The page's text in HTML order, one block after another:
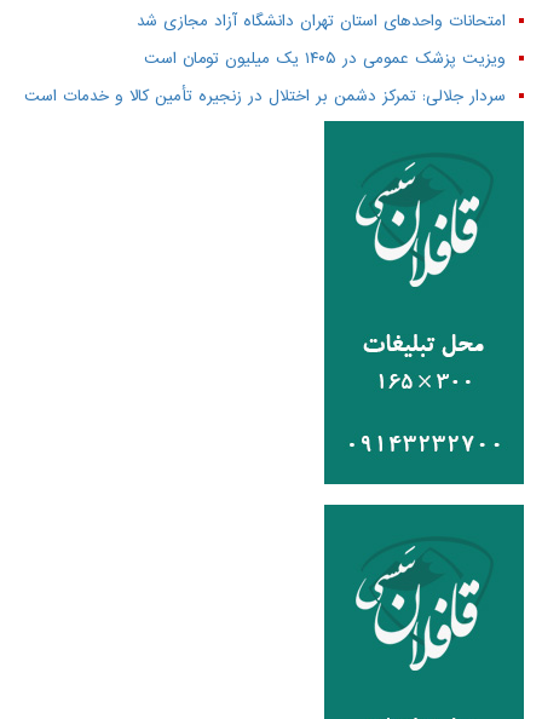
امتحانات واحدهای استان تهران دانشگاه آزاد مجازی شد
ویزیت پزشک عمومی در ۱۴۰۵ یک میلیون تومان است
سردار جلالی: تمرکز دشمن بر اختلال در زنجیره تأمین کالا و خدمات است